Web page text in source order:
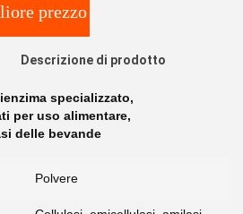
prezzo
Descrizione di prodotto
specializzato,
per uso alimentare,
delle bevande
Polvere